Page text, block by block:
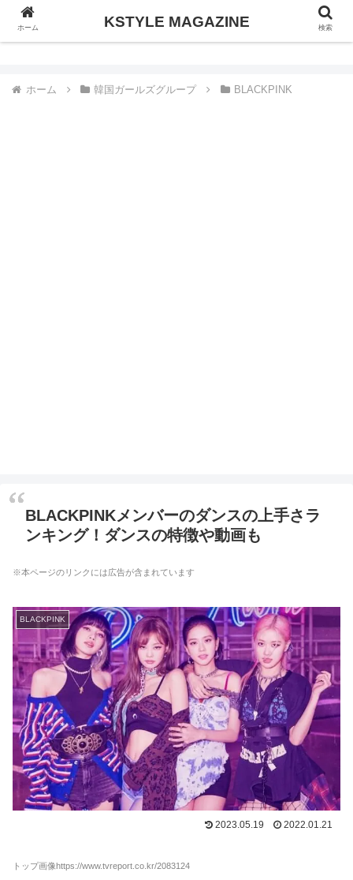
KSTYLE MAGAZINE
ホーム 韓国ガールズグループ BLACKPINK
BLACKPINKメンバーのダンスの上手さラ
ンキング！ダンスの特徴や動画も
※本ページのリンクには広告が含まれています
BLACKPINK
2023.05.19 2022.01.21
トップ画像https://www.tvreport.co.kr/2083124
ホーム KSTYLE MAGAZINE 検索